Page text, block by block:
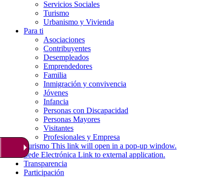
Servicios Sociales
Turismo
Urbanismo y Vivienda
Para ti
Asociaciones
Contribuyentes
Desempleados
Emprendedores
Familia
Inmigración y convivencia
Jóvenes
Infancia
Personas con Discapacidad
Personas Mayores
Visitantes
Profesionales y Empresa
Turismo This link will open in a pop-up window.
Sede Electrónica Link to external application.
Transparencia
Participación